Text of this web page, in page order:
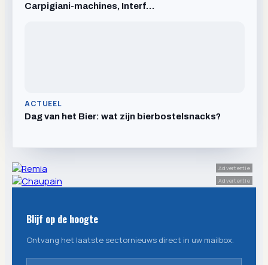
Carpigiani-machines, Interf…
ACTUEEL
Dag van het Bier: wat zijn bierbostelsnacks?
Advertentie
Advertentie
Blijf op de hoogte
Ontvang het laatste sectornieuws direct in uw mailbox.